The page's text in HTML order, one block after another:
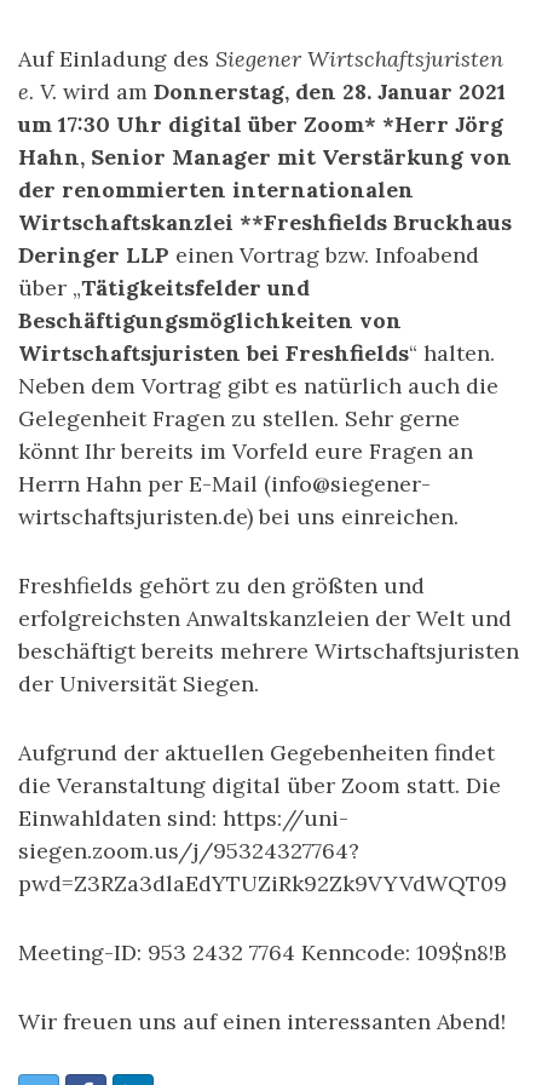
Auf Einladung des Siegener Wirtschaftsjuristen
e. V. wird am Donnerstag, den 28. Januar 2021
um 17:30 Uhr digital über Zoom* *Herr Jörg
Hahn, Senior Manager mit Verstärkung von
der renommierten internationalen
Wirtschaftskanzlei **Freshfields Bruckhaus
Deringer LLP einen Vortrag bzw. Infoabend
über „Tätigkeitsfelder und
Beschäftigungsmöglichkeiten von
Wirtschaftsjuristen bei Freshfields“ halten.
Neben dem Vortrag gibt es natürlich auch die
Gelegenheit Fragen zu stellen. Sehr gerne
könnt Ihr bereits im Vorfeld eure Fragen an
Herrn Hahn per E-Mail (info@siegener-
wirtschaftsjuristen.de) bei uns einreichen.
Freshfields gehört zu den größten und
erfolgreichsten Anwaltskanzleien der Welt und
beschäftigt bereits mehrere Wirtschaftsjuristen
der Universität Siegen.
Aufgrund der aktuellen Gegebenheiten findet
die Veranstaltung digital über Zoom statt. Die
Einwahldaten sind: https://uni-
siegen.zoom.us/j/95324327764?
pwd=Z3RZa3dlaEdYTUZiRk92Zk9VYVdWQT09
Meeting-ID: 953 2432 7764 Kenncode: 109$n8!B
Wir freuen uns auf einen interessanten Abend!